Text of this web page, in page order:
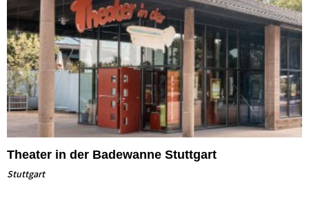
Theater in der Badewanne Stuttgart
Stuttgart